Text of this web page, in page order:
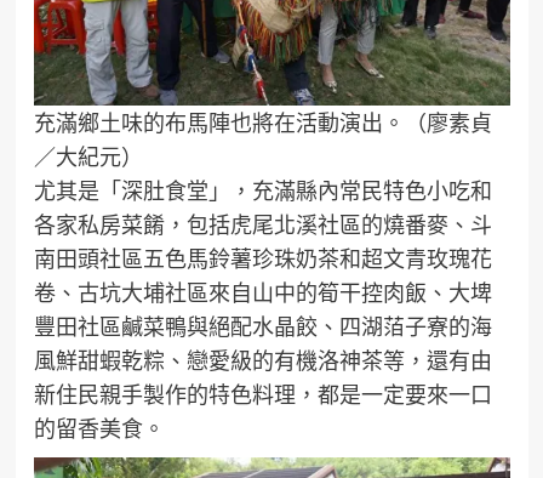
充滿鄉土味的布馬陣也將在活動演出。（廖素貞
／大紀元）
尤其是「深肚食堂」，充滿縣內常民特色小吃和
各家私房菜餚，包括虎尾北溪社區的燒番麥、斗
南田頭社區五色馬鈴薯珍珠奶茶和超文青玫瑰花
卷、古坑大埔社區來自山中的筍干控肉飯、大埤
豐田社區鹹菜鴨與絕配水晶餃、四湖萡子寮的海
風鮮甜蝦乾粽、戀愛級的有機洛神茶等，還有由
新住民親手製作的特色料理，都是一定要來一口
的留香美食。